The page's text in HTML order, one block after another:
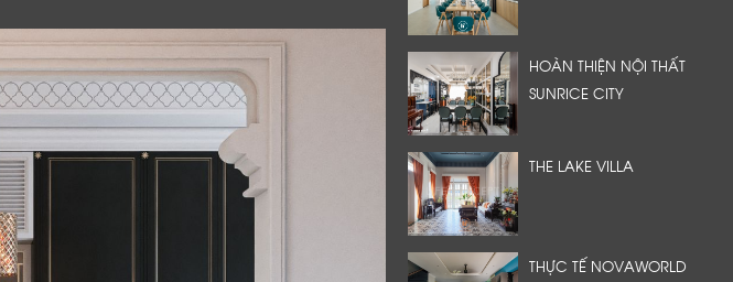
HOÀN THIỆN NỘI THẤT
SUNRICE CITY
THE LAKE VILLA
THỰC TẾ NOVAWORLD